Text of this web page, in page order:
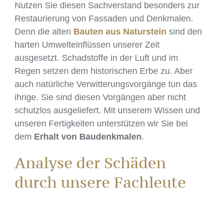
Nutzen Sie diesen Sachverstand besonders zur
Restaurierung von Fassaden und Denkmalen.
Denn die alten Bauten aus Naturstein sind den
harten Umwelteinflüssen unserer Zeit
ausgesetzt. Schadstoffe in der Luft und im
Regen setzen dem historischen Erbe zu. Aber
auch natürliche Verwitterungsvorgänge tun das
ihrige. Sie sind diesen Vorgängen aber nicht
schutzlos ausgeliefert. Mit unserem Wissen und
unseren Fertigkeiten unterstützen wir Sie bei
dem Erhalt von Baudenkmalen.
Analyse der Schäden
durch unsere Fachleute